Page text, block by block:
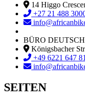
14 Higgo
+27 21 488
BÜRO
Königsbacher
+49 6221 647
SEITEN